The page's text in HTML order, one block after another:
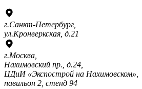
г.Санкт-Петербург,
ул.Кронверкская, д.21
г.Москва,
Нахимовский пр., д.24,
ЦДиИ «Экспострой на Нахимовском»,
павильон 2, стенд 94